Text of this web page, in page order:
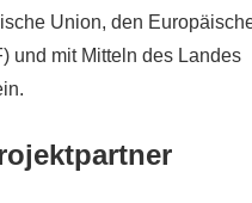
Union, den
und mit Mitteln des Landes